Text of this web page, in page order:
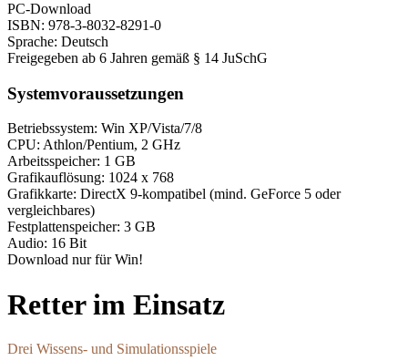
PC-Download
ISBN: 978-3-8032-8291-0
Sprache: Deutsch
Freigegeben ab 6 Jahren gemäß § 14 JuSchG
Systemvoraussetzungen
Betriebssystem: Win XP/Vista/7/8
CPU: Athlon/Pentium, 2 GHz
Arbeitsspeicher: 1 GB
Grafikauflösung: 1024 x 768
Grafikkarte: DirectX 9-kompatibel (mind. GeForce 5 oder
vergleichbares)
Festplattenspeicher: 3 GB
Audio: 16 Bit
Download nur für Win!
Retter im Einsatz
Drei Wissens- und Simulationsspiele